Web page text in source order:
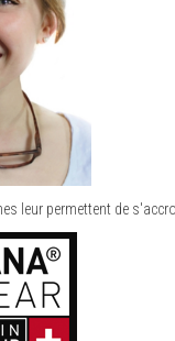
leur permettent de